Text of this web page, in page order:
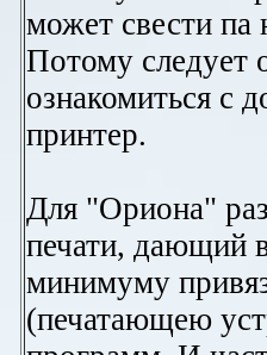
может свести па
Потому следует
ознакомиться с
принтер.
Для "Ориона"
печати, дающий
минимуму
(печатающею